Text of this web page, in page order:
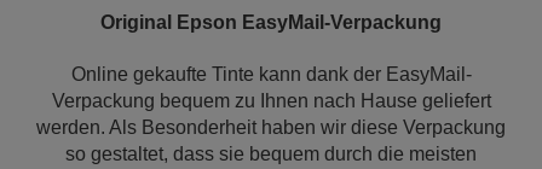
Original Epson EasyMail-Verpackung
Online gekaufte Tinte kann dank der EasyMail-
Verpackung bequem zu Ihnen nach Hause geliefert
werden. Als Besonderheit haben wir diese Verpackung
so gestaltet, dass sie bequem durch die meisten